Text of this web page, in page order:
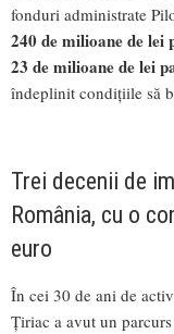
fonduri administrate
240 de milioane de
23 de milioane de lei
îndeplinit condițiile să
Trei decenii de
România, cu o
euro
În cei 30 de ani de
Țiriac a avut un